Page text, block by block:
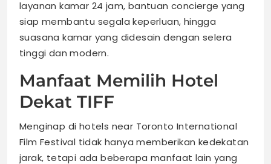
layanan kamar 24 jam, bantuan concierge yang
siap membantu segala keperluan, hingga
suasana kamar yang didesain dengan selera
tinggi dan modern.
Manfaat Memilih Hotel
Dekat TIFF
Menginap di hotels near Toronto International
Film Festival tidak hanya memberikan kedekatan
jarak, tetapi ada beberapa manfaat lain yang